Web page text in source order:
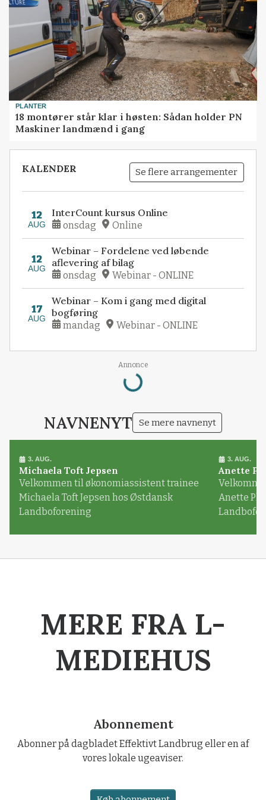
PLANTER
18 montører står klar i høsten: Sådan holder PN
Maskiner landmænd i gang
KALENDER Se flere arrangementer
12
AUG
InterCount kursus Online
onsdag Online
12
AUG
Webinar – Fordelene ved løbende
aflevering af bilag
onsdag Webinar - ONLINE
17
AUG
Webinar – Kom i gang med digital
bogføring
mandag Webinar - ONLINE
Annonce
Loading...
NAVNENYT Se mere navnenyt
3. AUG.
Michaela Toft Jepsen
Velkommen til økonomiassistent trainee
Michaela Toft Jepsen hos Østdansk
Landboforening
3. AUG.
Anette
Anette
MERE FRA L-
MEDIEHUS
Abonnement
Abonner på dagbladet Effektivt Landbrug eller en af
vores lokale ugeaviser.